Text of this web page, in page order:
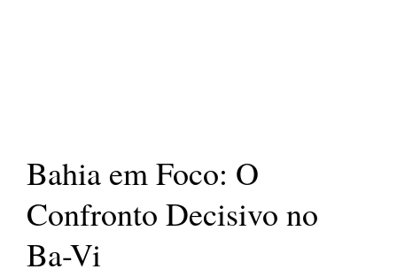
Bahia em Foco: O
Confronto Decisivo no
Ba-Vi